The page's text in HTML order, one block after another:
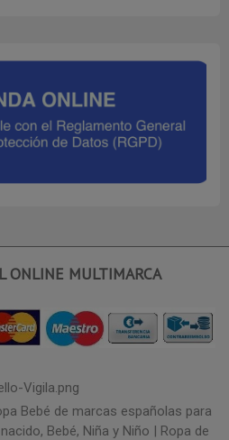
ONLINE MULTIMARCA
Bebé de marcas españolas para
Bebé, Niña y Niño | Ropa de